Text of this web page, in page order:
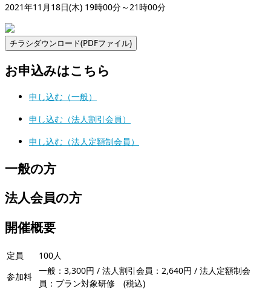
2021年11月18日(木) 19時00分～21時00分
お申込みはこちら
申し込む（一般）
申し込む（法人割引会員）
申し込む（法人定額制会員）
一般の方
法人会員の方
開催概要
定員
100人
参加料
一般：3,300円 / 法人割引会員：2,640円 / 法人定額制会
員：プラン対象研修 (税込)